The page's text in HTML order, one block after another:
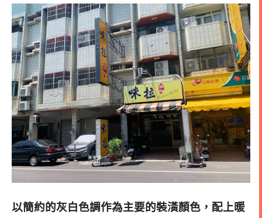
以簡約的灰白色調作為主要的裝潢顏色，配上暖